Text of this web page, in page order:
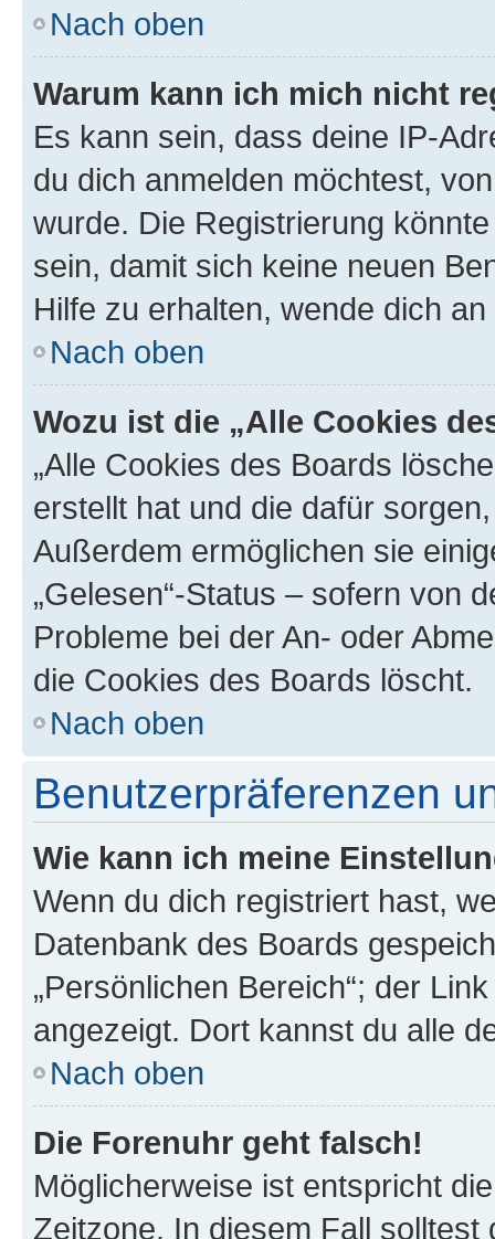
Nach oben
Warum kann ich mich nicht
Es kann sein, dass deine IP-
du dich anmelden möchtest,
wurde. Die Registrierung
sein, damit sich keine neuen
Hilfe zu erhalten, wende dich
Nach oben
Wozu ist die „Alle Cookies
„Alle Cookies des Boards
erstellt hat und die dafür
Außerdem ermöglichen sie
„Gelesen“-Status – sofern von
Probleme bei der An- oder
die Cookies des Boards löscht.
Nach oben
Benutzerpräferenzen
Wie kann ich meine
Wenn du dich registriert hast,
Datenbank des Boards
„Persönlichen Bereich“; der
angezeigt. Dort kannst du alle
Nach oben
Die Forenuhr geht falsch!
Möglicherweise ist entspricht
Zeitzone. In diesem Fall solltest